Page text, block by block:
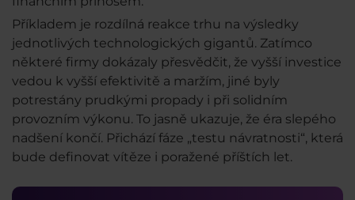
Příkladem je rozdílná reakce trhu na výsledky
jednotlivých technologických gigantů. Zatímco
některé firmy dokázaly přesvědčit, že vyšší investice
vedou k vyšší efektivitě a maržím, jiné byly
potrestány prudkými propady i při solidním
provozním výkonu. To jasně ukazuje, že éra slepého
nadšení končí. Přichází fáze „testu návratnosti“, která
bude definovat vítěze i poražené příštích let.